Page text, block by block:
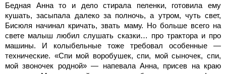
Бедная Анна то и дело стирала пеленки, готовила ему
кушать, засыпала далеко за полночь, а утром, чуть свет,
Бисюля начинал кричать, звать маму. Но больше всего на
свете малыш любил слушать сказки… про трактора и про
машины. И колыбельные тоже требовал особенные —
технические. «Спи мой воробушек, спи, мой сыночек, спи,
мой звоночек родной» — напевала Анна, присев на краю